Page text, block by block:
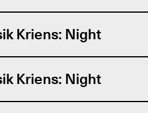
Kriens: Night
Kriens: Night